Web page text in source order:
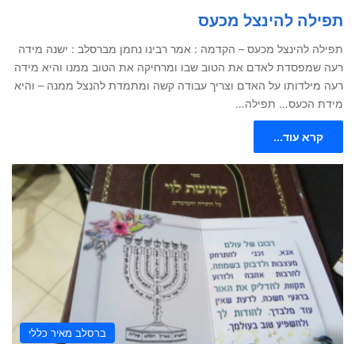
תפילה להינצל מכעס
תפילה להינצל מכעס – הקדמה : אמר רבינו נחמן מברסלב : ישנה מידה
רעה שמפסדת לאדם את הטוב שבו ומרחיקה את הטוב ממנו והיא מידה
רעה מילדותו על האדם וצריך עבודה קשה ומתמדת להנצל ממנה – והיא
מידת הכעס… תפילה…
קרא עוד...
ברסלב מאיר כללי